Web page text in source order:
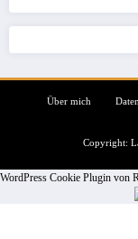
Über mich
Copyright:
WordPress Cookie Plugin von